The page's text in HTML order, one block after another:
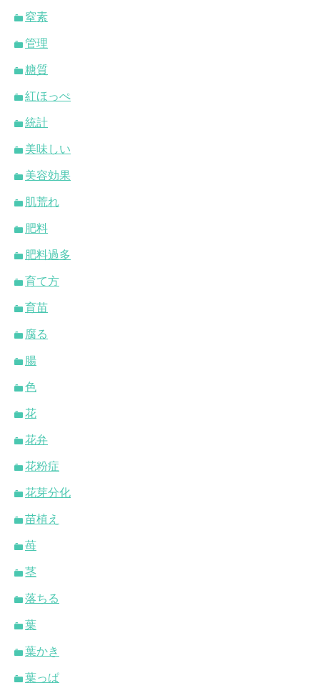
窒素
管理
糖質
紅ほっぺ
統計
美味しい
美容効果
肌荒れ
肥料
肥料過多
育て方
育苗
腐る
腸
色
花
花弁
花粉症
花芽分化
苗植え
苺
茎
落ちる
葉
葉かき
葉っぱ